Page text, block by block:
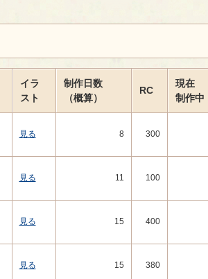
イラ
スト
制作日数
（概算）
RC
現在
制作中
見る 8 300
見る 11 100
見る 15 400
見る 15 380